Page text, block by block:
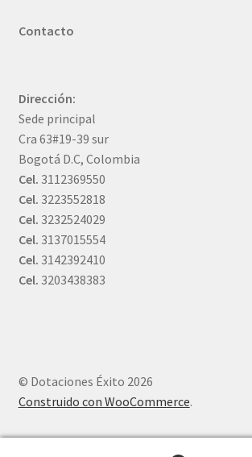
Contacto
Dirección:
Sede principal
Cra 63#19-39 sur
Bogotá D.C, Colombia
Cel. 3112369550
Cel. 3223552818
Cel. 3232524029
Cel. 3137015554
Cel. 3142392410
Cel. 3203438383
© Dotaciones Éxito 2026
Construido con WooCommerce.